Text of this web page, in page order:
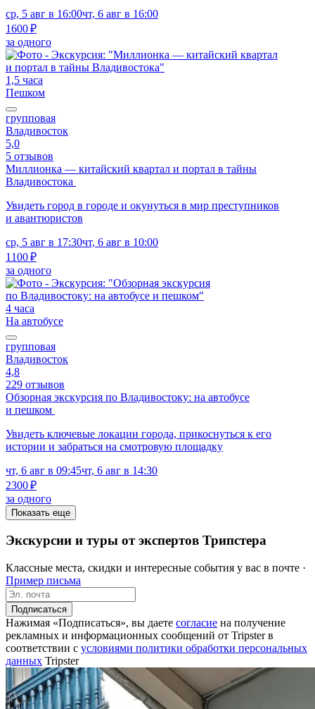
ср, 5 авг в 16:00чт, 6 авг в 16:00
1600 ₽
за одного
1,5 часа
Пешком
групповая
Владивосток
5,0
5 отзывов
Миллионка — китайский квартал и портал в тайны
Владивостока
Увидеть город в городе и окунуться в мир преступников
и авантюристов
ср, 5 авг в 17:30чт, 6 авг в 10:00
1100 ₽
за одного
4 часа
На автобусе
групповая
Владивосток
4,8
229 отзывов
Обзорная экскурсия по Владивостоку: на автобусе
и пешком
Увидеть ключевые локации города, прикоснуться к его
истории и забраться на смотровую площадку
чт, 6 авг в 09:45чт, 6 авг в 14:30
2300 ₽
за одного
Показать еще
Экскурсии и туры от экспертов Трипстера
Классные места, скидки и интересные события у вас в почте ·
Пример письма
Подписаться
Нажимая «Подписаться», вы даете согласие на получение
рекламных и информационных сообщений от Tripster в
соответствии c условиями политики обработки персональных
данных Tripster